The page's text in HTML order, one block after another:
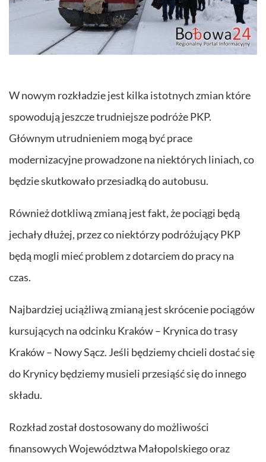
W nowym rozkładzie jest kilka istotnych zmian które
spowodują jeszcze trudniejsze podróże PKP.
Głównym utrudnieniem mogą być prace
modernizacyjne prowadzone na niektórych liniach, co
będzie skutkowało przesiadką do autobusu.
Również dotkliwą zmianą jest fakt, że pociągi będą
jechały dłużej, przez co niektórzy podróżujący PKP
będą mogli mieć problem z dotarciem do pracy na
czas.
Najbardziej uciążliwą zmianą jest skrócenie pociągów
kursujących na odcinku Kraków – Krynica do trasy
Kraków – Nowy Sącz. Jeśli będziemy chcieli dostać się
do Krynicy będziemy musieli przesiąść się do innego
składu.
Rozkład został dostosowany do możliwości
finansowych Województwa Małopolskiego oraz